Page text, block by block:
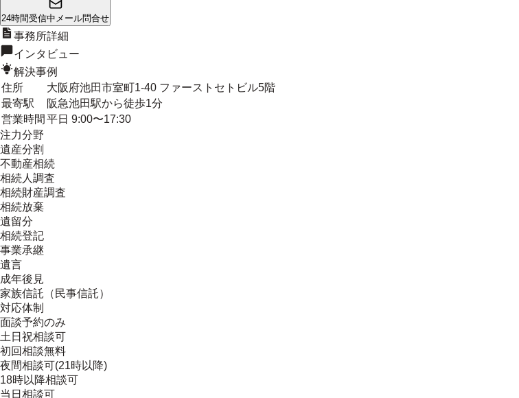
24時間受信中 メール問合せ
事務所詳細
インタビュー
解決事例
住所
大阪府池田市室町1-40 ファーストセトビル5階
最寄駅
阪急池田駅から徒歩1分
営業時間 平日 9:00〜17:30
注力分野
遺産分割
不動産相続
相続人調査
相続財産調査
相続放棄
遺留分
相続登記
事業承継
遺言
成年後見
家族信託（民事信託）
対応体制
面談予約のみ
土日祝相談可
初回相談無料
夜間相談可(21時以降)
18時以降相談可
当日相談可